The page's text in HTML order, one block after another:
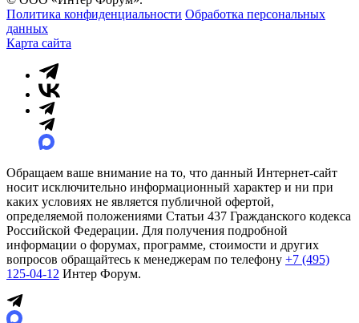
Политика конфиденциальности Обработка персональных
данных
Карта сайта
Обращаем ваше внимание на то, что данный Интернет-сайт
носит исключительно информационный характер и ни при
каких условиях не является публичной офертой,
определяемой положениями Статьи 437 Гражданского кодекса
Российской Федерации. Для получения подробной
информации о форумах, программе, стоимости и других
вопросов обращайтесь к менеджерам по телефону +7 (495)
125-04-12 Интер Форум.